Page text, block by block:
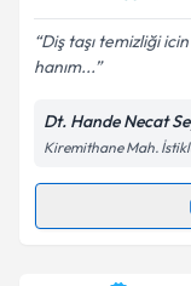
Kişisel
Metni'ni
Diş taşı temizliği
hanım...
Dt. Hande Necat
Kiremithane Mah.
Randevu